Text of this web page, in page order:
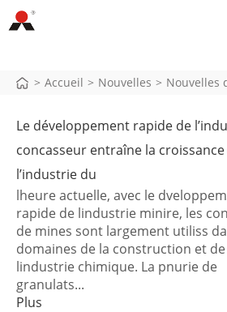
> Accueil > Nouvelles > Nouvelles
Le développement rapide de
concasseur entraîne la
l’industrie du
lheure actuelle, avec le
rapide de lindustrie minire, les
de mines sont largement utiliss
domaines de la construction et de
lindustrie chimique. La pnurie de
granulats...
Plus